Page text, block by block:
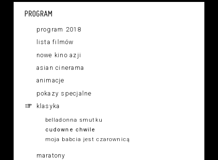
PROGRAM
program 2018
lista filmów
nowe kino azji
asian cinerama
animacje
pokazy specjalne
klasyka
belladonna smutku
cudowne chwile
moja babcia jest czarownicą
maratony